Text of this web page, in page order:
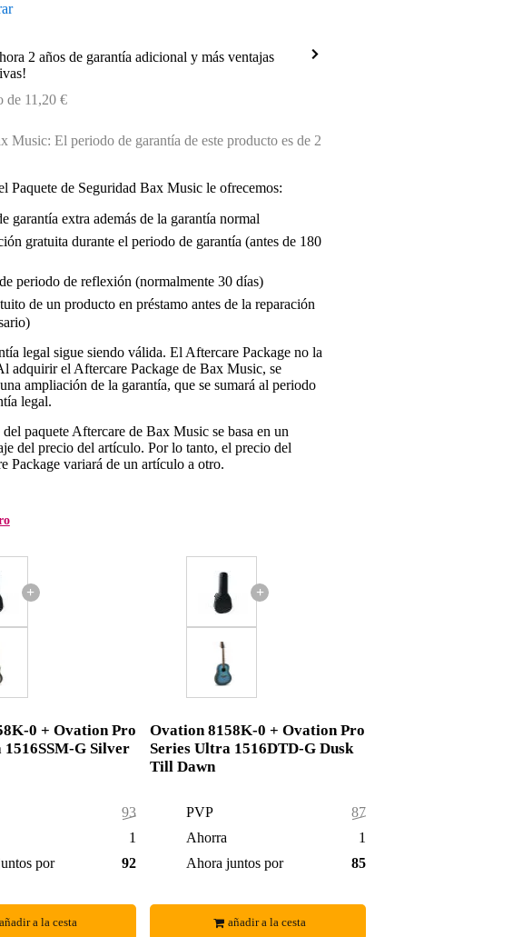
2 años de garantía adicional y más ventajas
de 11,20 €
Music: El periodo de garantía de este producto es de 2
Paquete de Seguridad Bax Music le ofrecemos:
garantía extra además de la garantía normal
gratuita durante el periodo de garantía (antes de 180
periodo de reflexión (normalmente 30 días)
de un producto en préstamo antes de la reparación
legal sigue siendo válida. El Aftercare Package no la
adquirir el Aftercare Package de Bax Music, se
ampliación de la garantía, que se sumará al periodo
legal.
paquete Aftercare de Bax Music se basa en un
del precio del artículo. Por lo tanto, el precio del
Package variará de un artículo a otro.
+
0 + Ovation Pro
G Silver
939,00 €
17,00 €
por
922,00 €
añadir a la cesta
+
Ovation 8158K-0 + Ovation Pro
Series Ultra 1516DTD-G Dusk
Till Dawn
PVP
873,00 €
Ahorra
17,00 €
Ahora juntos por
856,00 €
añadir a la cesta